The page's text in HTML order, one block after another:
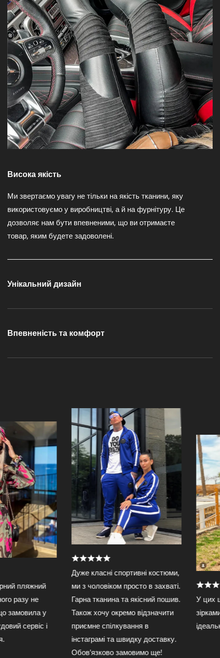
Т
Ю
М
И
Т
А
S
T
R
E
E
T
W
R
В
К
Р
І
Висока якість
Ми звертаємо увагу не тільки на якість тканини, яку
використовуємо у виробництві, а й на фурнітуру. Це
дозволяє нам бути впевненими, що ви отримаєте
товар, яким будете задоволені.
Унікальний дизайн
Впевненість та комфорт
не
у
і
Дуже класні спортивні костюми,
ми з чоловіком просто в захваті.
Гарна тканина та якісний пошив.
Також хочу окремо відзначити
приємне спілкування в
інстаграмі та швидку доставку.
Обов'язково замовимо ще!
У цих шортах
зірками на
ідеальні.